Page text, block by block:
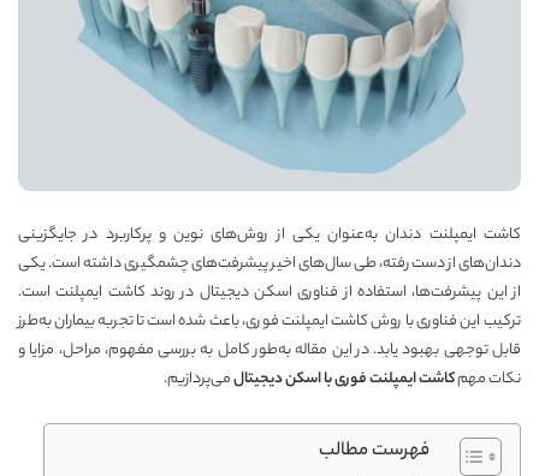
کاشت ایمپلنت دندان به‌عنوان یکی از روش‌های نوین و پرکاربرد در جایگزینی
دندان‌های از دست رفته، طی سال‌های اخیر پیشرفت‌های چشمگیری داشته است. یکی
از این پیشرفت‌ها، استفاده از فناوری اسکن دیجیتال در روند کاشت ایمپلنت است.
ترکیب این فناوری با روش کاشت ایمپلنت فوری، باعث شده است تا تجربه بیماران به‌طرز
قابل توجهی بهبود یابد. در این مقاله به‌طور کامل به بررسی مفهوم، مراحل، مزایا و
نکات مهمکاشت ایمپلنت فوری با اسکن دیجیتالمی‌پردازیم.
فهرست مطالب